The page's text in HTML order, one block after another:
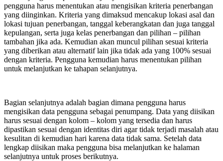
pengguna harus menentukan atau mengisikan kriteria penerbangan
yang diinginkan. Kriteria yang dimaksud mencakup lokasi asal dan
lokasi tujuan penerbangan, tanggal keberangkatan dan juga tanggal
kepulangan, serta juga kelas penerbangan dan pilihan – pilihan
tambahan jika ada. Kemudian akan muncul pilihan sesuai kriteria
yang diberikan atau alternatif lain jika tidak ada yang 100% sesuai
dengan kriteria. Pengguna kemudian harus menentukan pilihan
untuk melanjutkan ke tahapan selanjutnya.
Bagian selanjutnya adalah bagian dimana pengguna harus
mengisikan data pengguna sebagai penumpang. Data yang diisikan
harus sesuai dengan kolom – kolom yang tersedia dan harus
dipastikan sesuai dengan identitas diri agar tidak terjadi masalah atau
kesulitan di kemudian hari karena data tidak sama. Setelah data
lengkap diisikan maka pengguna bisa melanjutkan ke halaman
selanjutnya untuk proses berikutnya.